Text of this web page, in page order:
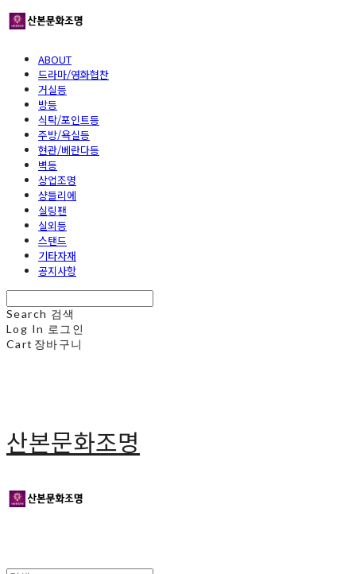
ABOUT
드라마/영화협찬
거실등
방등
식탁/포인트등
주방/욕실등
현관/베란다등
벽등
상업조명
샹들리에
실링팬
실외등
스탠드
기타자재
공지사항
Search 검색
Log In 로그인
Cart 장바구니
산본문화조명